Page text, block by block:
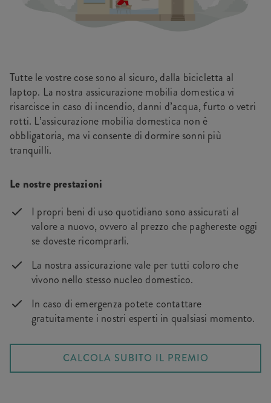
Tutte le vostre cose sono al sicuro, dalla bicicletta al
laptop. La nostra assicurazione mobilia domestica vi
risarcisce in caso di incendio, danni d’acqua, furto o vetri
rotti. L’assicurazione mobilia domestica non è
obbligatoria, ma vi consente di dormire sonni più
tranquilli.
Le nostre prestazioni
I propri beni di uso quotidiano sono assicurati al
valore a nuovo, ovvero al prezzo che paghereste oggi
se doveste ricomprarli.
La nostra assicurazione vale per tutti coloro che
vivono nello stesso nucleo domestico.
In caso di emergenza potete contattare
gratuitamente i nostri esperti in qualsiasi momento.
CALCOLA SUBITO IL PREMIO